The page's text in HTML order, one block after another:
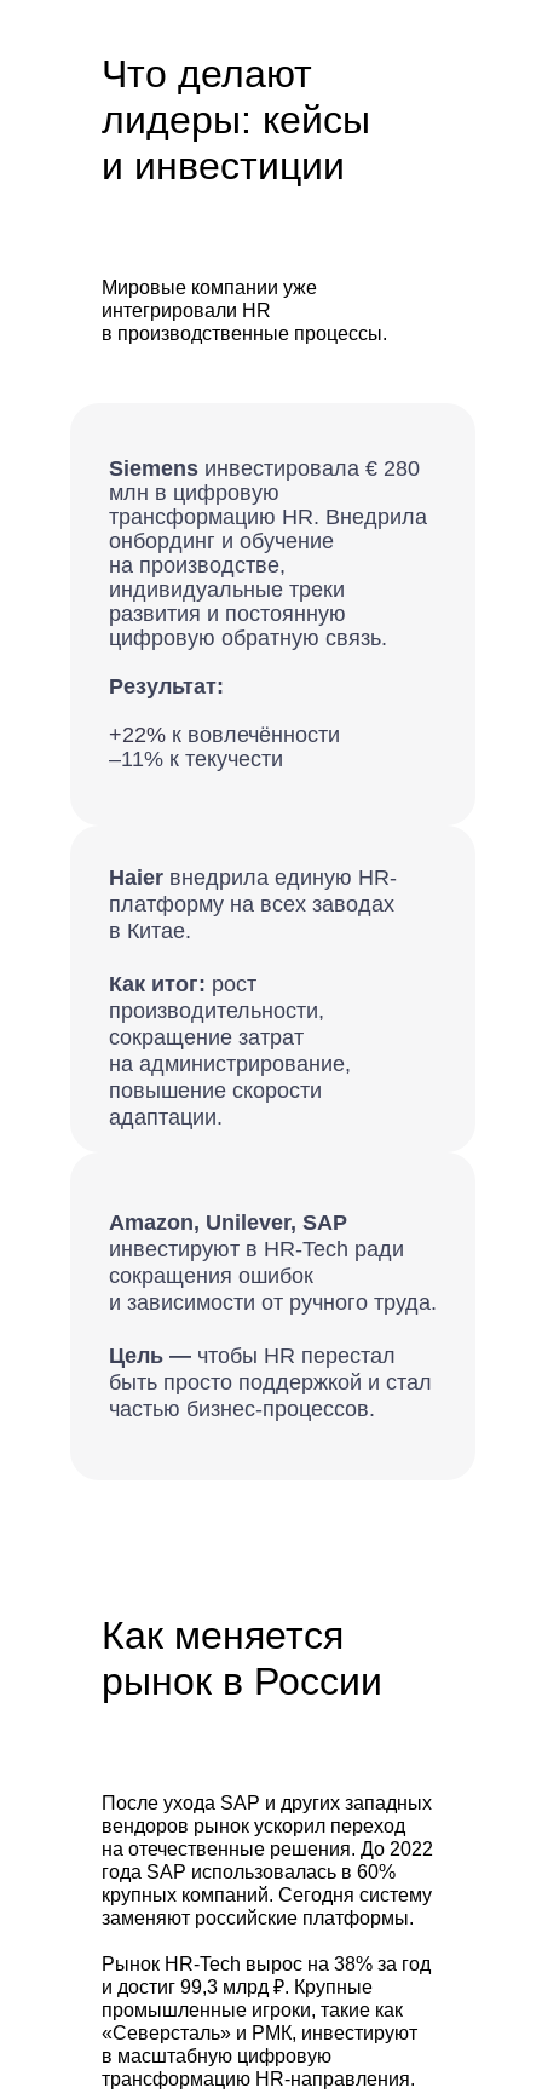
Что делают
лидеры: кейсы
и инвестиции
Мировые компании уже
интегрировали HR
в производственные процессы.
Siemens инвестировала € 280
млн в цифровую
трансформацию HR. Внедрила
онбординг и обучение
на производстве,
индивидуальные треки
развития и постоянную
цифровую обратную связь.
Результат:
+22%к вовлечённости
–11%к текучести
Haierвнедрила единую HR-
платформу на всех заводах
в Китае.
Как итог: рост
производительности,
сокращение затрат
на администрирование,
повышение скорости
адаптации.
Amazon, Unilever, SAP
инвестируют в HR-Tech ради
сокращения ошибок
и зависимости от ручного труда.
Цель —чтобы HR перестал
быть просто поддержкой и стал
частью бизнес-процессов.
Как меняется
рынок в России
После ухода SAP и других западных
вендоров рынок ускорил переход
на отечественные решения. До 2022
года SAP использовалась в 60%
крупных компаний. Сегодня систему
заменяют российские платформы.
Рынок HR-Tech вырос на 38% за год
и достиг 99,3 млрд ₽. Крупные
промышленные игроки, такие как
«Северсталь» и РМК, инвестируют
в масштабную цифровую
трансформацию HR-направления.